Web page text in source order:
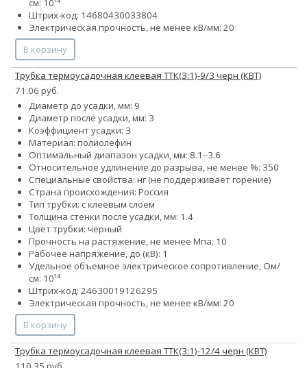
см: 10¹⁴
Штрих-код: 14680430033804
Электрическая прочность, не менее кВ/мм: 20
В корзину
Трубка термоусадочная клеевая ТТК(3:1)-9/3 черн (КВТ)
71.06 руб.
Диаметр до усадки, мм: 9
Диаметр после усадки, мм: 3
Коэффициент усадки: 3
Материал: полиолефин
Оптимальный диапазон усадки, мм: 8.1–3.6
Относительное удлинение до разрыва, не менее %: 350
Специальные свойства: нг (не поддерживает горение)
Страна происхождения: Россия
Тип трубки: с клеевым слоем
Толщина стенки после усадки, мм: 1.4
Цвет трубки: черный
Прочность на растяжение, не менее Мпа: 10
Рабочее напряжение, до (кВ): 1
Удельное объемное электрическое сопротивление, Ом/
см: 10¹⁴
Штрих-код: 24630019126295
Электрическая прочность, не менее кВ/мм: 20
В корзину
Трубка термоусадочная клеевая ТТК(3:1)-12/4 черн (КВТ)